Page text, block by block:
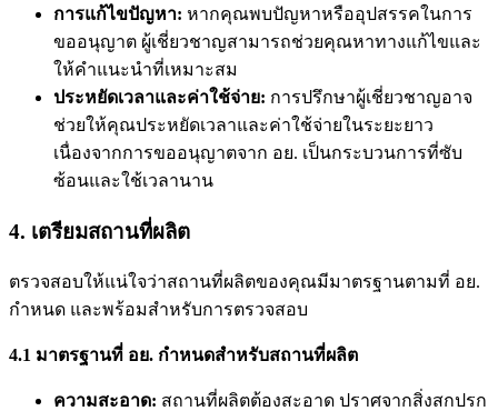
การแก้ไขปัญหา: หากคุณพบปัญหาหรืออุปสรรคในการ
ขออนุญาต ผู้เชี่ยวชาญสามารถช่วยคุณหาทางแก้ไขและ
ให้คำแนะนำที่เหมาะสม
ประหยัดเวลาและค่าใช้จ่าย: การปรึกษาผู้เชี่ยวชาญอาจ
ช่วยให้คุณประหยัดเวลาและค่าใช้จ่ายในระยะยาว
เนื่องจากการขออนุญาตจาก อย. เป็นกระบวนการที่ซับ
ซ้อนและใช้เวลานาน
4. เตรียมสถานที่ผลิต
ตรวจสอบให้แน่ใจว่าสถานที่ผลิตของคุณมีมาตรฐานตามที่ อย.
กำหนด และพร้อมสำหรับการตรวจสอบ
4.1 มาตรฐานที่ อย. กำหนดสำหรับสถานที่ผลิต
ความสะอาด: สถานที่ผลิตต้องสะอาด ปราศจากสิ่งสกปรก